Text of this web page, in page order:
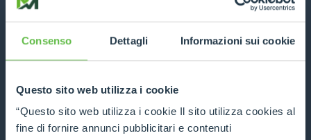
Consenso Dettagli Informazioni sui cookie
Questo sito web utilizza i cookie
“Questo sito web utilizza i cookie Il sito utilizza cookies al
fine di fornire annunci pubblicitari e contenuti
P120.10
COMPARE